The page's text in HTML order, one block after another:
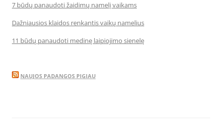
7 būdų panaudoti žaidimų namelį vaikams
Dažniausios klaidos renkantis vaikų namelius
11 būdų panaudoti medinę laipiojimo sienelę
NAUJOS PADANGOS PIGIAU